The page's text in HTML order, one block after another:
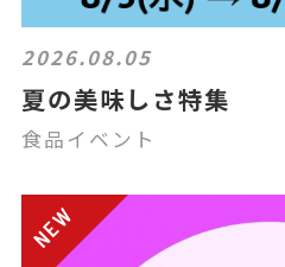
2026.08.05
夏の美味しさ特集
食品イベント